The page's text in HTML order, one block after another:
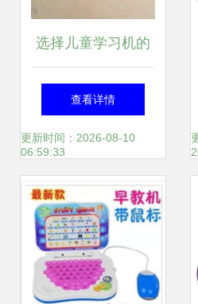
选择儿童学习机的
关键 功能、价格与
品牌信任
查看详情
更新时间：2026-08-10
06:59:33